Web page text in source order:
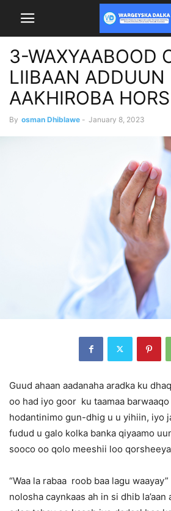
3-WAXYAABOOD
LIIBAAN ADDUUN
AAKHIROBA
By osman Dhiblawe - January 8, 2023
Guud ahaan aadanaha aradka ku
oo had iyo goor ku taamaa
hodantinimo gun-dhig u u yihiin, iyo
fudud u galo kolka banka qiyaamo
sooco oo qolo meeshii loo
“Waa la rabaa roob baa lagu
nolosha caynkaas ah in si dhib